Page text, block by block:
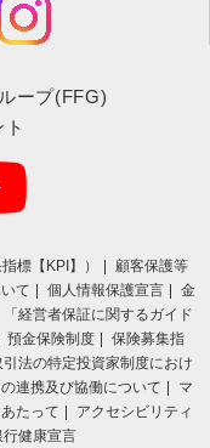
ープ(FFG)
標【KPI】）
顧客保護等
て 個人情報保護宣言
金
「経営者保証に関するガイド
預金保険制度
保険募集指
法の特定投資家制度におけ
連携及び協働について
マ
たって
アクセシビリティ
行健康宣言